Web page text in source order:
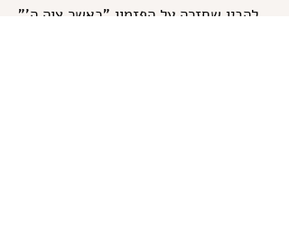
להבין שחזרה על הפזמון "כאשר צוה ה'"